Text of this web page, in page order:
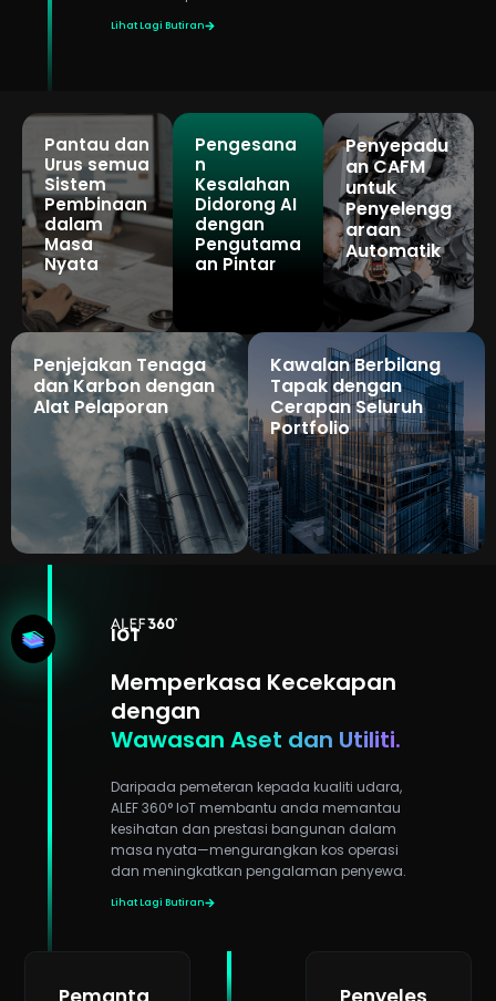
Lihat Lagi Butiran
Pantau dan
Urus semua
Sistem
Pembinaan
dalam
Masa
Nyata
Pengesana
n
Kesalahan
Didorong AI
dengan
Pengutama
an Pintar
Penyepadu
an CAFM
untuk
Penyelengg
araan
Automatik
Penjejakan Tenaga
dan Karbon dengan
Alat Pelaporan
Kawalan Berbilang
Tapak dengan
Cerapan Seluruh
Portfolio
IOT
Memperkasa Kecekapan
dengan
Wawasan Aset dan Utiliti.
Daripada pemeteran kepada kualiti udara,
ALEF 360° IoT membantu anda memantau
kesihatan dan prestasi bangunan dalam
masa nyata—mengurangkan kos operasi
dan meningkatkan pengalaman penyewa.
Lihat Lagi Butiran